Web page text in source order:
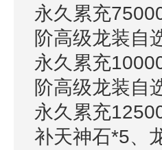
永久累充
阶高级龙装自
永久累充
阶高级龙装自
永久累充
补天神石*5、